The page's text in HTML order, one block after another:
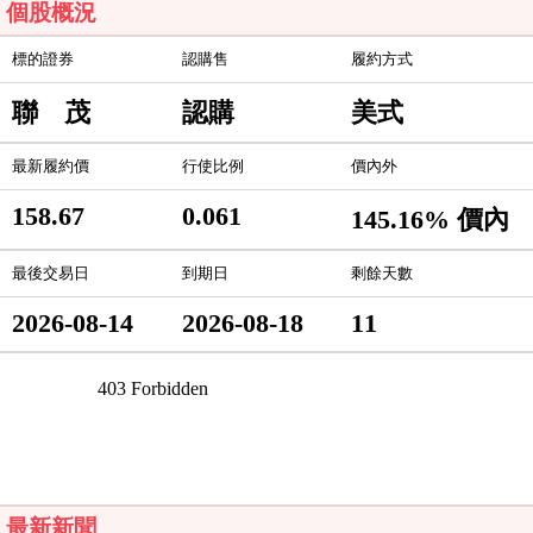
個股概況
標的證券 認購售 履約方式
聯 茂 認購 美式
最新履約價 行使比例 價內外
158.67 0.061 145.16% 價內
最後交易日 到期日 剩餘天數
2026-08-14 2026-08-18 11
最新新聞